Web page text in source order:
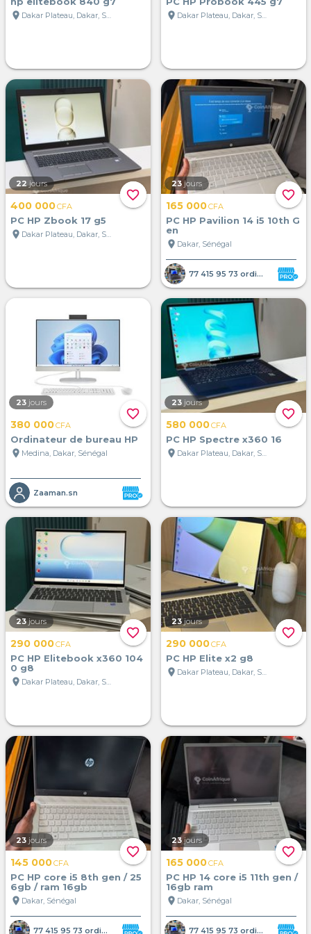
location_on
Dakar Plateau, Dakar, Sénégal
location_on
Dakar Plateau, Dakar, Sénégal
favorite_border
22 jours
400 000CFA
PC HP Zbook 17 g5
location_on
Dakar Plateau, Dakar, Sénégal
favorite_border
23 jours
165 000CFA
PC HP Pavilion 14 i5 10th G
en
location_on Dakar, Sénégal
77 415 95 73 ordinateur portab
favorite_border
23 jours
380 000CFA
Ordinateur de bureau HP
location_on Medina, Dakar, Sénégal
Zaaman.sn
favorite_border
23 jours
580 000CFA
PC HP Spectre x360 16
location_on
Dakar Plateau, Dakar, Sénégal
favorite_border
23 jours
290 000CFA
PC HP Elitebook x360 104
0 g8
location_on
Dakar Plateau, Dakar, Sénégal
favorite_border
23 jours
290 000CFA
PC HP Elite x2 g8
location_on
Dakar Plateau, Dakar, Sénégal
favorite_border
23 jours
145 000CFA
PC HP core i5 8th gen / 25
6gb / ram 16gb
location_on Dakar, Sénégal
77 415 95 73 ordinateur portab
favorite_border
23 jours
165 000CFA
PC HP 14 core i5 11th gen /
16gb ram
location_on Dakar, Sénégal
77 415 95 73 ordinateur portab